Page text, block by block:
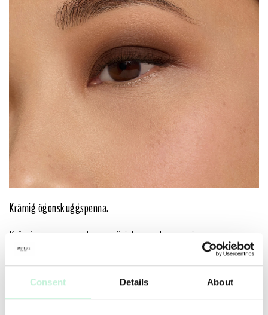
Consent Details About
Krämig ögonskuggspenna.
Krämig penna med puderfinish som kan användas som
skugga, highlighter och eyeliner.
fuktbevarande.